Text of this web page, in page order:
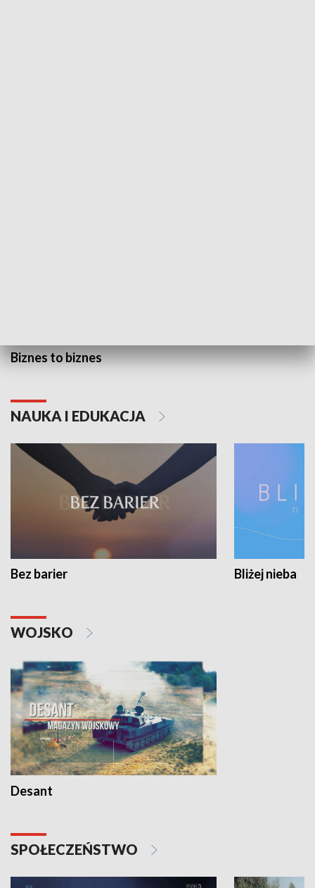
Biznes to biznes
NAUKA I EDUKACJA
Bez barier Bliżej nieba
WOJSKO
Desant
SPOŁECZEŃSTWO